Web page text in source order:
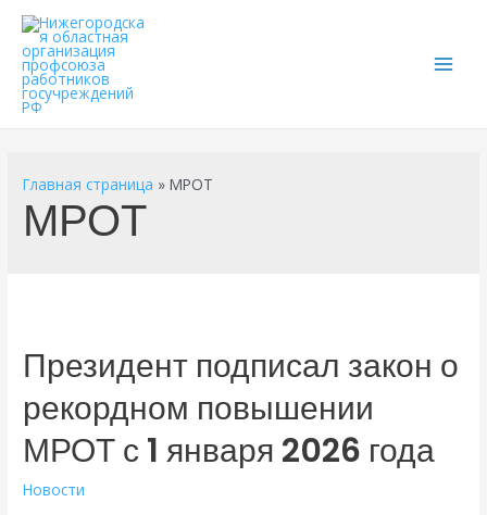
Главная страница »МРОТ
МРОТ
Президент подписал закон о
рекордном повышении
МРОТ с 1 января 2026 года
Новости